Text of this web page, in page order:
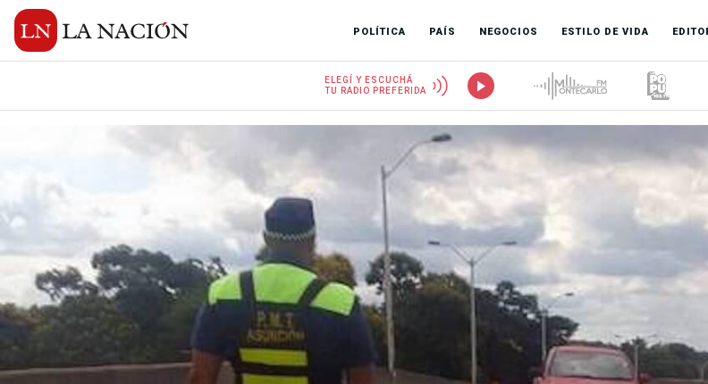
POLÍTICA PAÍS NEGOCIOS ESTILO DE VIDA
ELEGÍ Y ESCUCHÁ
TU RADIO PREFERIDA